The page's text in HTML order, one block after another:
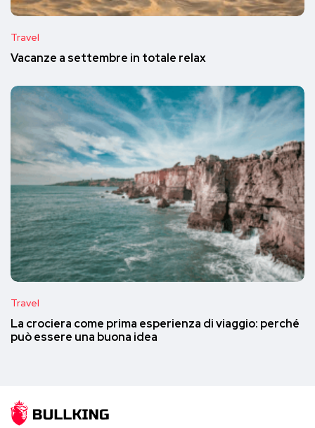
Travel
Vacanze a settembre in totale relax
Travel
La crociera come prima esperienza di viaggio: perché
può essere una buona idea